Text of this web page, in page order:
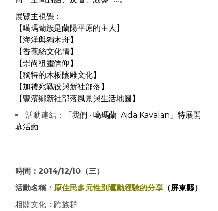
展覽主視覺：
【噶瑪蘭族是蘭陽平原的主人】
【海洋與獨木舟】
【香蕉絲文化情】
【崇尚祖靈信仰】
【獨特的木板陰雕文化】
【加禮宛戰役與新社部落】
【豐濱鄉新社部落風景與生活地圖】
活動連結：
「我們 ‧ 噶瑪蘭 Aida Kavalan」特展開
幕活動
時間：2014/12/10（三）
活動名稱： 原住民多元性別運動經驗的分享 （屏東縣）
相關文化：跨族群